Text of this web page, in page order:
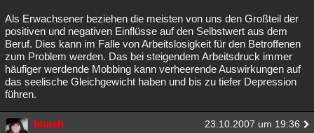
Als Erwachsener beziehen die meisten von uns den Großteil der
positiven und negativen Einflüsse auf den Selbstwert aus dem
Beruf. Dies kann im Falle von Arbeitslosigkeit für den Betroffenen
zum Problem werden. Das bei steigendem Arbeitsdruck immer
häufiger werdende Mobbing kann verheerende Auswirkungen auf
das seelische Gleichgewicht haben und bis zu tiefer Depression
führen.
bluish 23.10.2007 um 19:36